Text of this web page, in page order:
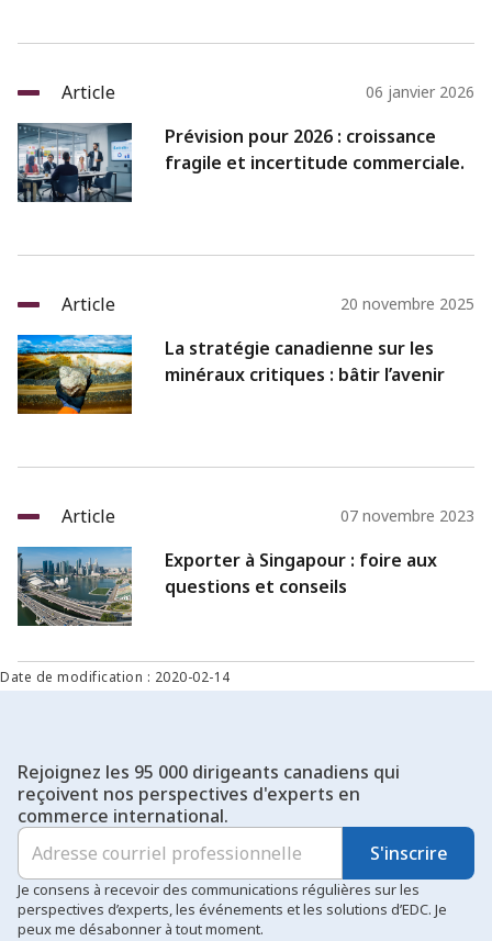
Article 06 janvier 2026
Prévision pour 2026 : croissance
fragile et incertitude commerciale.
Article 20 novembre 2025
La stratégie canadienne sur les
minéraux critiques : bâtir l’avenir
Article 07 novembre 2023
Exporter à Singapour : foire aux
questions et conseils
Date de modification : 2020-02-14
Rejoignez les 95 000 dirigeants canadiens qui
reçoivent nos perspectives d'experts en
commerce international.
S'inscrire
Je consens à recevoir des communications régulières sur les
perspectives d’experts, les événements et les solutions d’EDC. Je
peux me désabonner à tout moment.